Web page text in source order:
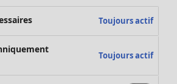
Toujours actif
Toujours actif